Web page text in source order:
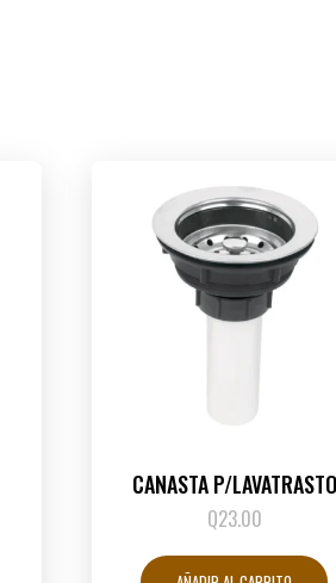
CANASTA P/LAVATRASTO
Q23.00